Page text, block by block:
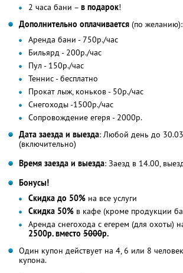
2 часа бани – в подарок!
Дополнительно оплачивается (по желанию):
Аренда бани - 750р./час
Бильярд - 200р./час
Пул - 150р./час
Теннис - бесплатно
Прокат лыж, коньков - 50р./час
Снегоходы -1500р./час
Сопровождение егеря - 2000р.
Дата заезда и выезда: Любой день до
(включительно)
Время заезда и выезда: Заезд в 14.00,
Бонусы!
Скидка до 50% на все услуги
Скидка 50% в кафе (кроме продукции
Аренда снегохода с егерем (для охоты)
2500р. вместо 5000р.
Один купон действует на 4, 6 или 8
купона.